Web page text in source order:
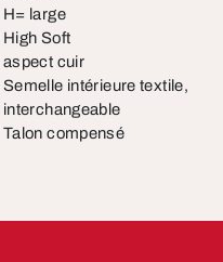
H= large
High Soft
aspect cuir
Semelle intérieure textile,
interchangeable
Talon compensé